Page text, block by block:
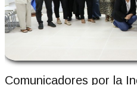
Comunicadores por la